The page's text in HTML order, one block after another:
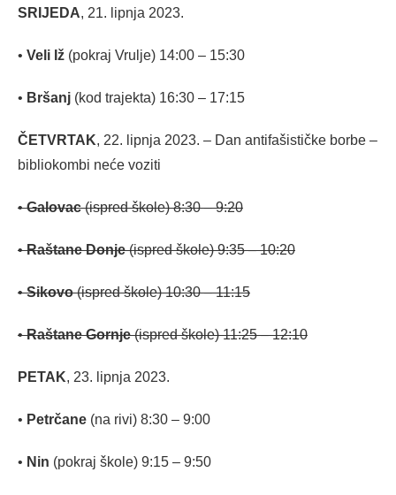
SRIJEDA, 21. lipnja 2023.
• Veli Iž (pokraj Vrulje) 14:00 – 15:30
• Bršanj (kod trajekta) 16:30 – 17:15
ČETVRTAK, 22. lipnja 2023. – Dan antifašističke borbe –
bibliokombi neće voziti
•Galovac(ispred škole) 8:30 – 9:20
•Raštane Donje(ispred škole) 9:35 – 10:20
•Sikovo(ispred škole) 10:30 – 11:15
•Raštane Gornje(ispred škole) 11:25 – 12:10
PETAK, 23. lipnja 2023.
• Petrčane (na rivi) 8:30 – 9:00
• Nin (pokraj škole) 9:15 – 9:50